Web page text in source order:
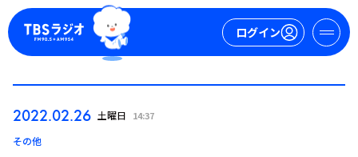
ログイン
2022.02.26 土曜日 14:37
その他